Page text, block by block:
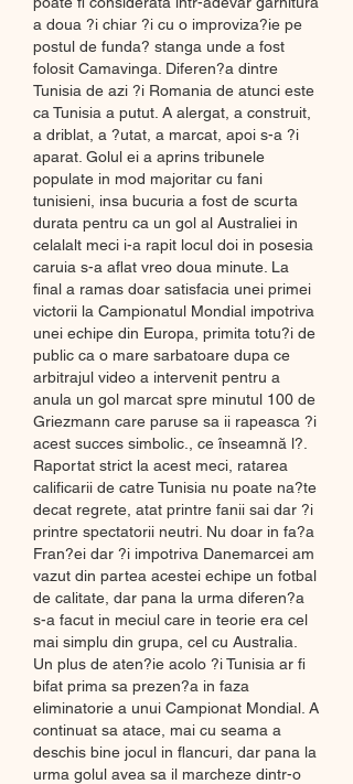
a doua ?i chiar ?i cu o improviza?ie pe
postul de funda? stanga unde a fost
folosit Camavinga. Diferen?a dintre
Tunisia de azi ?i Romania de atunci este
ca Tunisia a putut. A alergat, a construit,
a driblat, a ?utat, a marcat, apoi s-a ?i
aparat. Golul ei a aprins tribunele
populate in mod majoritar cu fani
tunisieni, insa bucuria a fost de scurta
durata pentru ca un gol al Australiei in
celalalt meci i-a rapit locul doi in posesia
caruia s-a aflat vreo doua minute. La
final a ramas doar satisfacia unei primei
victorii la Campionatul Mondial impotriva
unei echipe din Europa, primita totu?i de
public ca o mare sarbatoare dupa ce
arbitrajul video a intervenit pentru a
anula un gol marcat spre minutul 100 de
Griezmann care paruse sa ii rapeasca ?i
acest succes simbolic., ce înseamnă l?.
Raportat strict la acest meci, ratarea
calificarii de catre Tunisia nu poate na?te
decat regrete, atat printre fanii sai dar ?i
printre spectatorii neutri. Nu doar in fa?a
Fran?ei dar ?i impotriva Danemarcei am
vazut din partea acestei echipe un fotbal
de calitate, dar pana la urma diferen?a
s-a facut in meciul care in teorie era cel
mai simplu din grupa, cel cu Australia.
Un plus de aten?ie acolo ?i Tunisia ar fi
bifat prima sa prezen?a in faza
eliminatorie a unui Campionat Mondial. A
continuat sa atace, mai cu seama a
deschis bine jocul in flancuri, dar pana la
urma golul avea sa il marcheze dintr-o